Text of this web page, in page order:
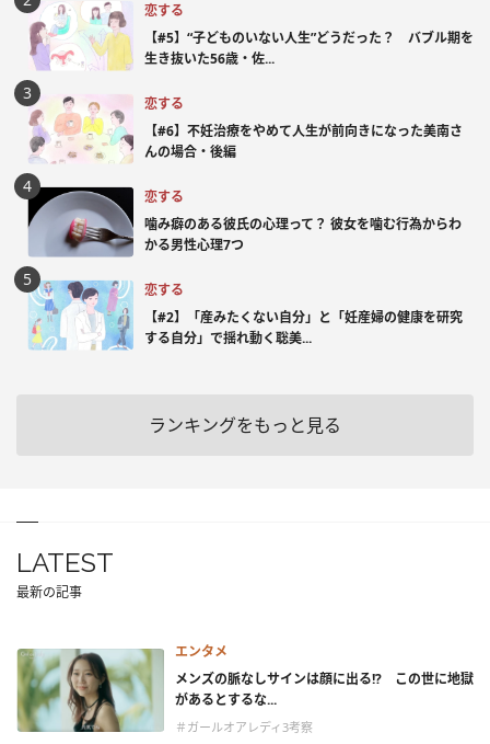
恋する
【#5】“子どものいない人生”どうだった？ バブル期を
生き抜いた56歳・佐...
恋する
【#6】不妊治療をやめて人生が前向きになった美南さ
んの場合・後編
恋する
噛み癖のある彼氏の心理って？ 彼女を噛む行為からわ
かる男性心理7つ
恋する
【#2】「産みたくない自分」と「妊産婦の健康を研究
する自分」で揺れ動く聡美...
ランキングをもっと見る
LATEST
最新の記事
エンタメ
メンズの脈なしサインは顔に出る!? この世に地獄
があるとするな...
＃ガールオアレディ3考察